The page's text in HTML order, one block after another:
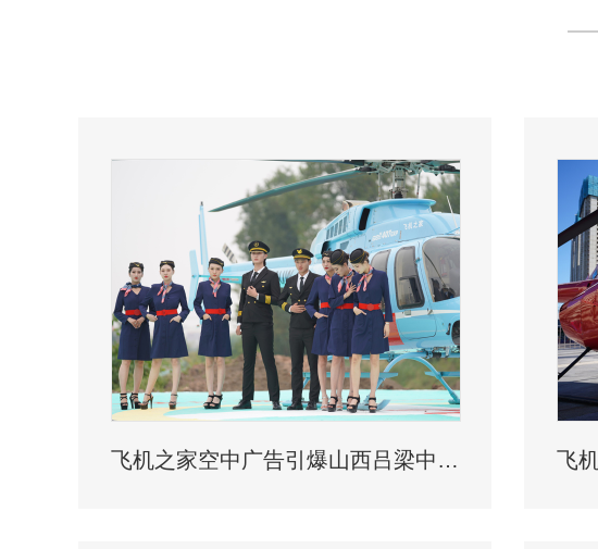
飞机之家空中广告引爆山西吕梁中阳县上空